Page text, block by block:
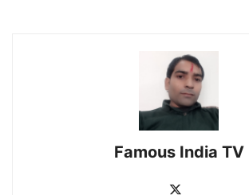
Famous India TV